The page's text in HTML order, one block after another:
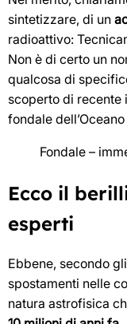
sintetizzare, di un
radioattivo:
Non è di certo un
qualcosa di
scoperto di
fondale
Fondale –
Ecco il
esperti
Ebbene, secondo
spostamenti nelle
natura astrofisica